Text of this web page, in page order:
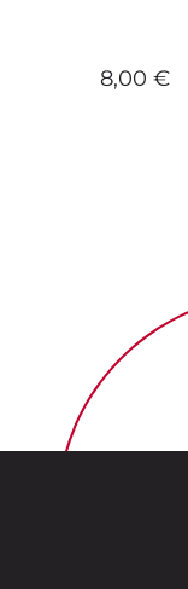
8,00 €